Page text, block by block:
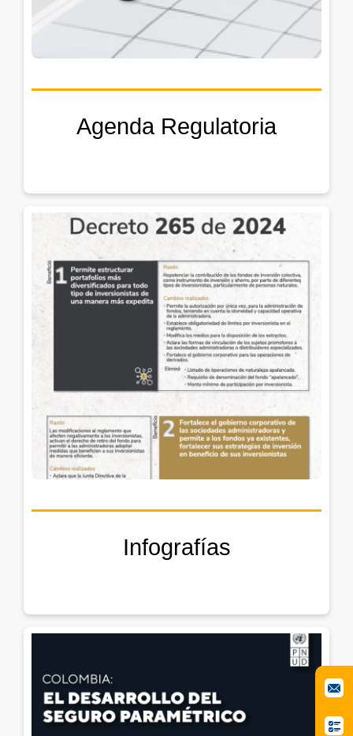
Agenda Regulatoria
Infografías